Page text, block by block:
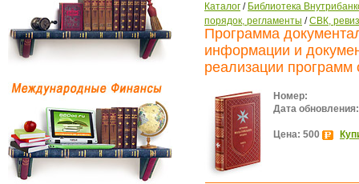
Каталог / Библиотека
порядок, регламенты /СВК,
Программа
информации и
реализации программ
Номер:
Дата обновления:
Цена: 500